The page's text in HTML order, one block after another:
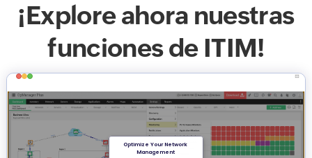
¡Explore ahora nuestras
funciones de ITIM!